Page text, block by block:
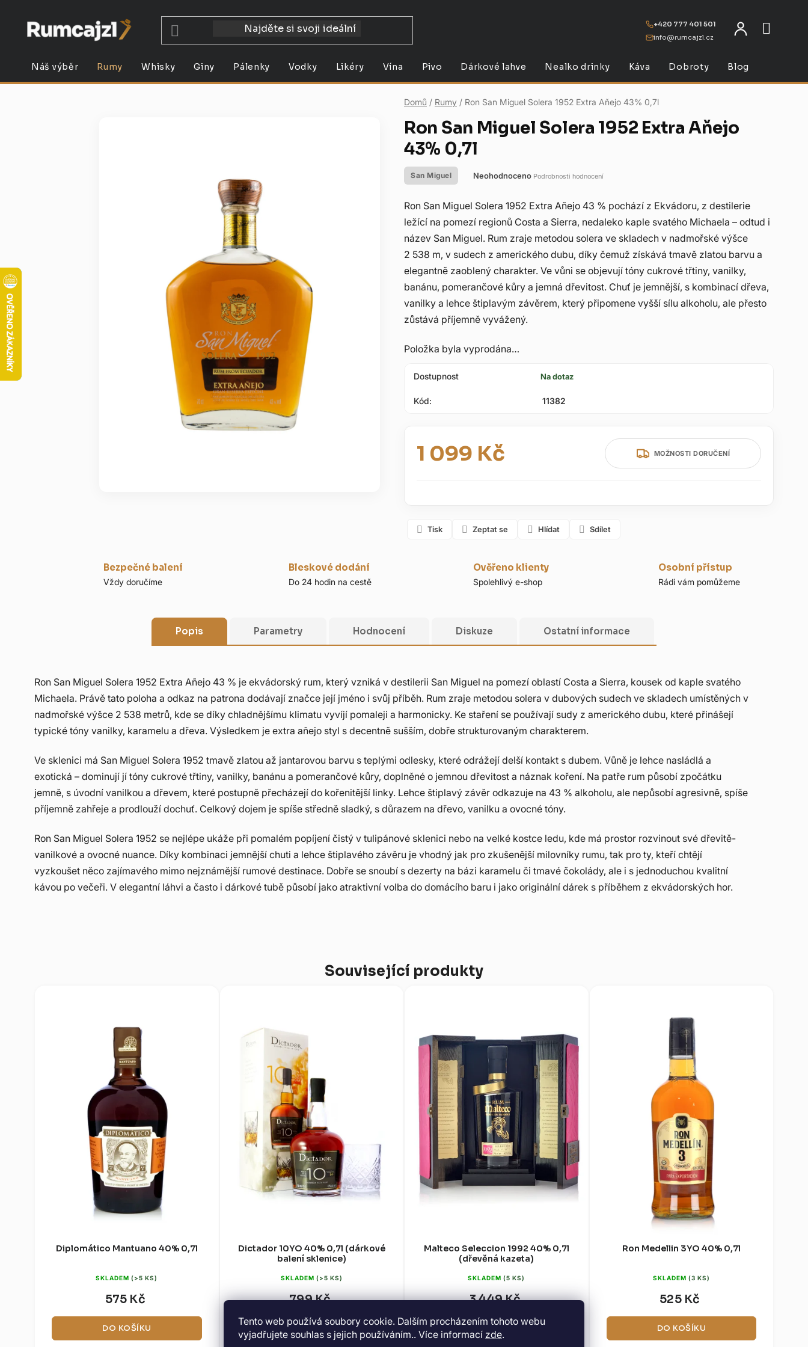
Tento web používá soubory cookie. Dalším procházením tohoto webu
vyjadřujete souhlas s jejich používáním.. Více informací zde.
+420 777 401 501
info@rumcajzl.cz
Náš výběr Rumy Whisky Giny Pálenky Vodky Likéry Vína Pivo Dárkové lahve Nealko drinky Káva Dobroty Blog
Domů / Rumy / Ron San Miguel Solera 1952 Extra Aňejo 43% 0,7l
Ron San Miguel Solera 1952 Extra Aňejo
43% 0,7l
San Miguel
hodnocení
produktu
je
0,0
hvězdiček.
Neohodnoceno Podrobnosti hodnocení
Ron San Miguel Solera 1952 Extra Añejo 43 % pochází z Ekvádoru, z destilerie
ležící na pomezí regionů Costa a Sierra, nedaleko kaple svatého Michaela – odtud i
název San Miguel. Rum zraje metodou solera ve skladech v nadmořské výšce
2 538 m, v sudech z amerického dubu, díky čemuž získává tmavě zlatou barvu a
elegantně zaoblený charakter. Ve vůni se objevují tóny cukrové třtiny, vanilky,
banánu, pomerančové kůry a jemná dřevitost. Chuť je jemnější, s kombinací dřeva,
vanilky a lehce štiplavým závěrem, který připomene vyšší sílu alkoholu, ale přesto
zůstává příjemně vyvážený.
Položka byla vyprodána…
Dostupnost Na dotaz
Kód: 11382
1 099 Kč
Měrná cena:
MOŽNOSTI DORUČENÍ
Tisk Zeptat se Hlídat Sdílet
Bezpečné balení
Vždy doručíme
Bleskové dodání
Do 24 hodin na cestě
Ověřeno klienty
Spolehlivý e-shop
Osobní přístup
Rádi vám pomůžeme
Popis Parametry Hodnocení Diskuze Ostatní informace
Ron San Miguel Solera 1952 Extra Añejo 43 % je ekvádorský rum, který vzniká v destilerii San Miguel na pomezí oblastí Costa a Sierra, kousek od kaple svatého
Michaela. Právě tato poloha a odkaz na patrona dodávají značce její jméno i svůj příběh. Rum zraje metodou solera v dubových sudech ve skladech umístěných v
nadmořské výšce 2 538 metrů, kde se díky chladnějšímu klimatu vyvíjí pomaleji a harmonicky. Ke staření se používají sudy z amerického dubu, které přinášejí
typické tóny vanilky, karamelu a dřeva. Výsledkem je extra añejo styl s decentně sušším, dobře strukturovaným charakterem.
Ve sklenici má San Miguel Solera 1952 tmavě zlatou až jantarovou barvu s teplými odlesky, které odrážejí delší kontakt s dubem. Vůně je lehce nasládlá a
exotická – dominují jí tóny cukrové třtiny, vanilky, banánu a pomerančové kůry, doplněné o jemnou dřevitost a náznak koření. Na patře rum působí zpočátku
jemně, s úvodní vanilkou a dřevem, které postupně přecházejí do kořenitější linky. Lehce štiplavý závěr odkazuje na 43 % alkoholu, ale nepůsobí agresivně, spíše
příjemně zahřeje a prodlouží dochuť. Celkový dojem je spíše středně sladký, s důrazem na dřevo, vanilku a ovocné tóny.
Ron San Miguel Solera 1952 se nejlépe ukáže při pomalém popíjení čistý v tulipánové sklenici nebo na velké kostce ledu, kde má prostor rozvinout své dřevitě-
vanilkové a ovocné nuance. Díky kombinaci jemnější chuti a lehce štiplavého závěru je vhodný jak pro zkušenější milovníky rumu, tak pro ty, kteří chtějí
vyzkoušet něco zajímavého mimo nejznámější rumové destinace. Dobře se snoubí s dezerty na bázi karamelu či tmavé čokolády, ale i s jednoduchou kvalitní
kávou po večeři. V elegantní láhvi a často i dárkové tubě působí jako atraktivní volba do domácího baru i jako originální dárek s příběhem z ekvádorských hor.
Související produkty
Diplomático Mantuano 40% 0,7l
SKLADEM(>5 KS)
575 Kč
DO KOŠÍKU
Dictador 10YO 40% 0,7l (dárkové
balení sklenice)
SKLADEM (>5 KS)
799 Kč
DO KOŠÍKU
Malteco Seleccion 1992 40% 0,7l
(dřevěná kazeta)
SKLADEM(5 KS)
3 449 Kč
DO KOŠÍKU
Ron Medellin 3YO 40% 0,7l
SKLADEM (3 KS)
525 Kč
DO KOŠÍKU